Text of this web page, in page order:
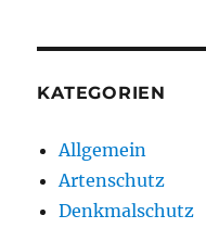
KATEGORIEN
Allgemein
Artenschutz
Denkmalschutz